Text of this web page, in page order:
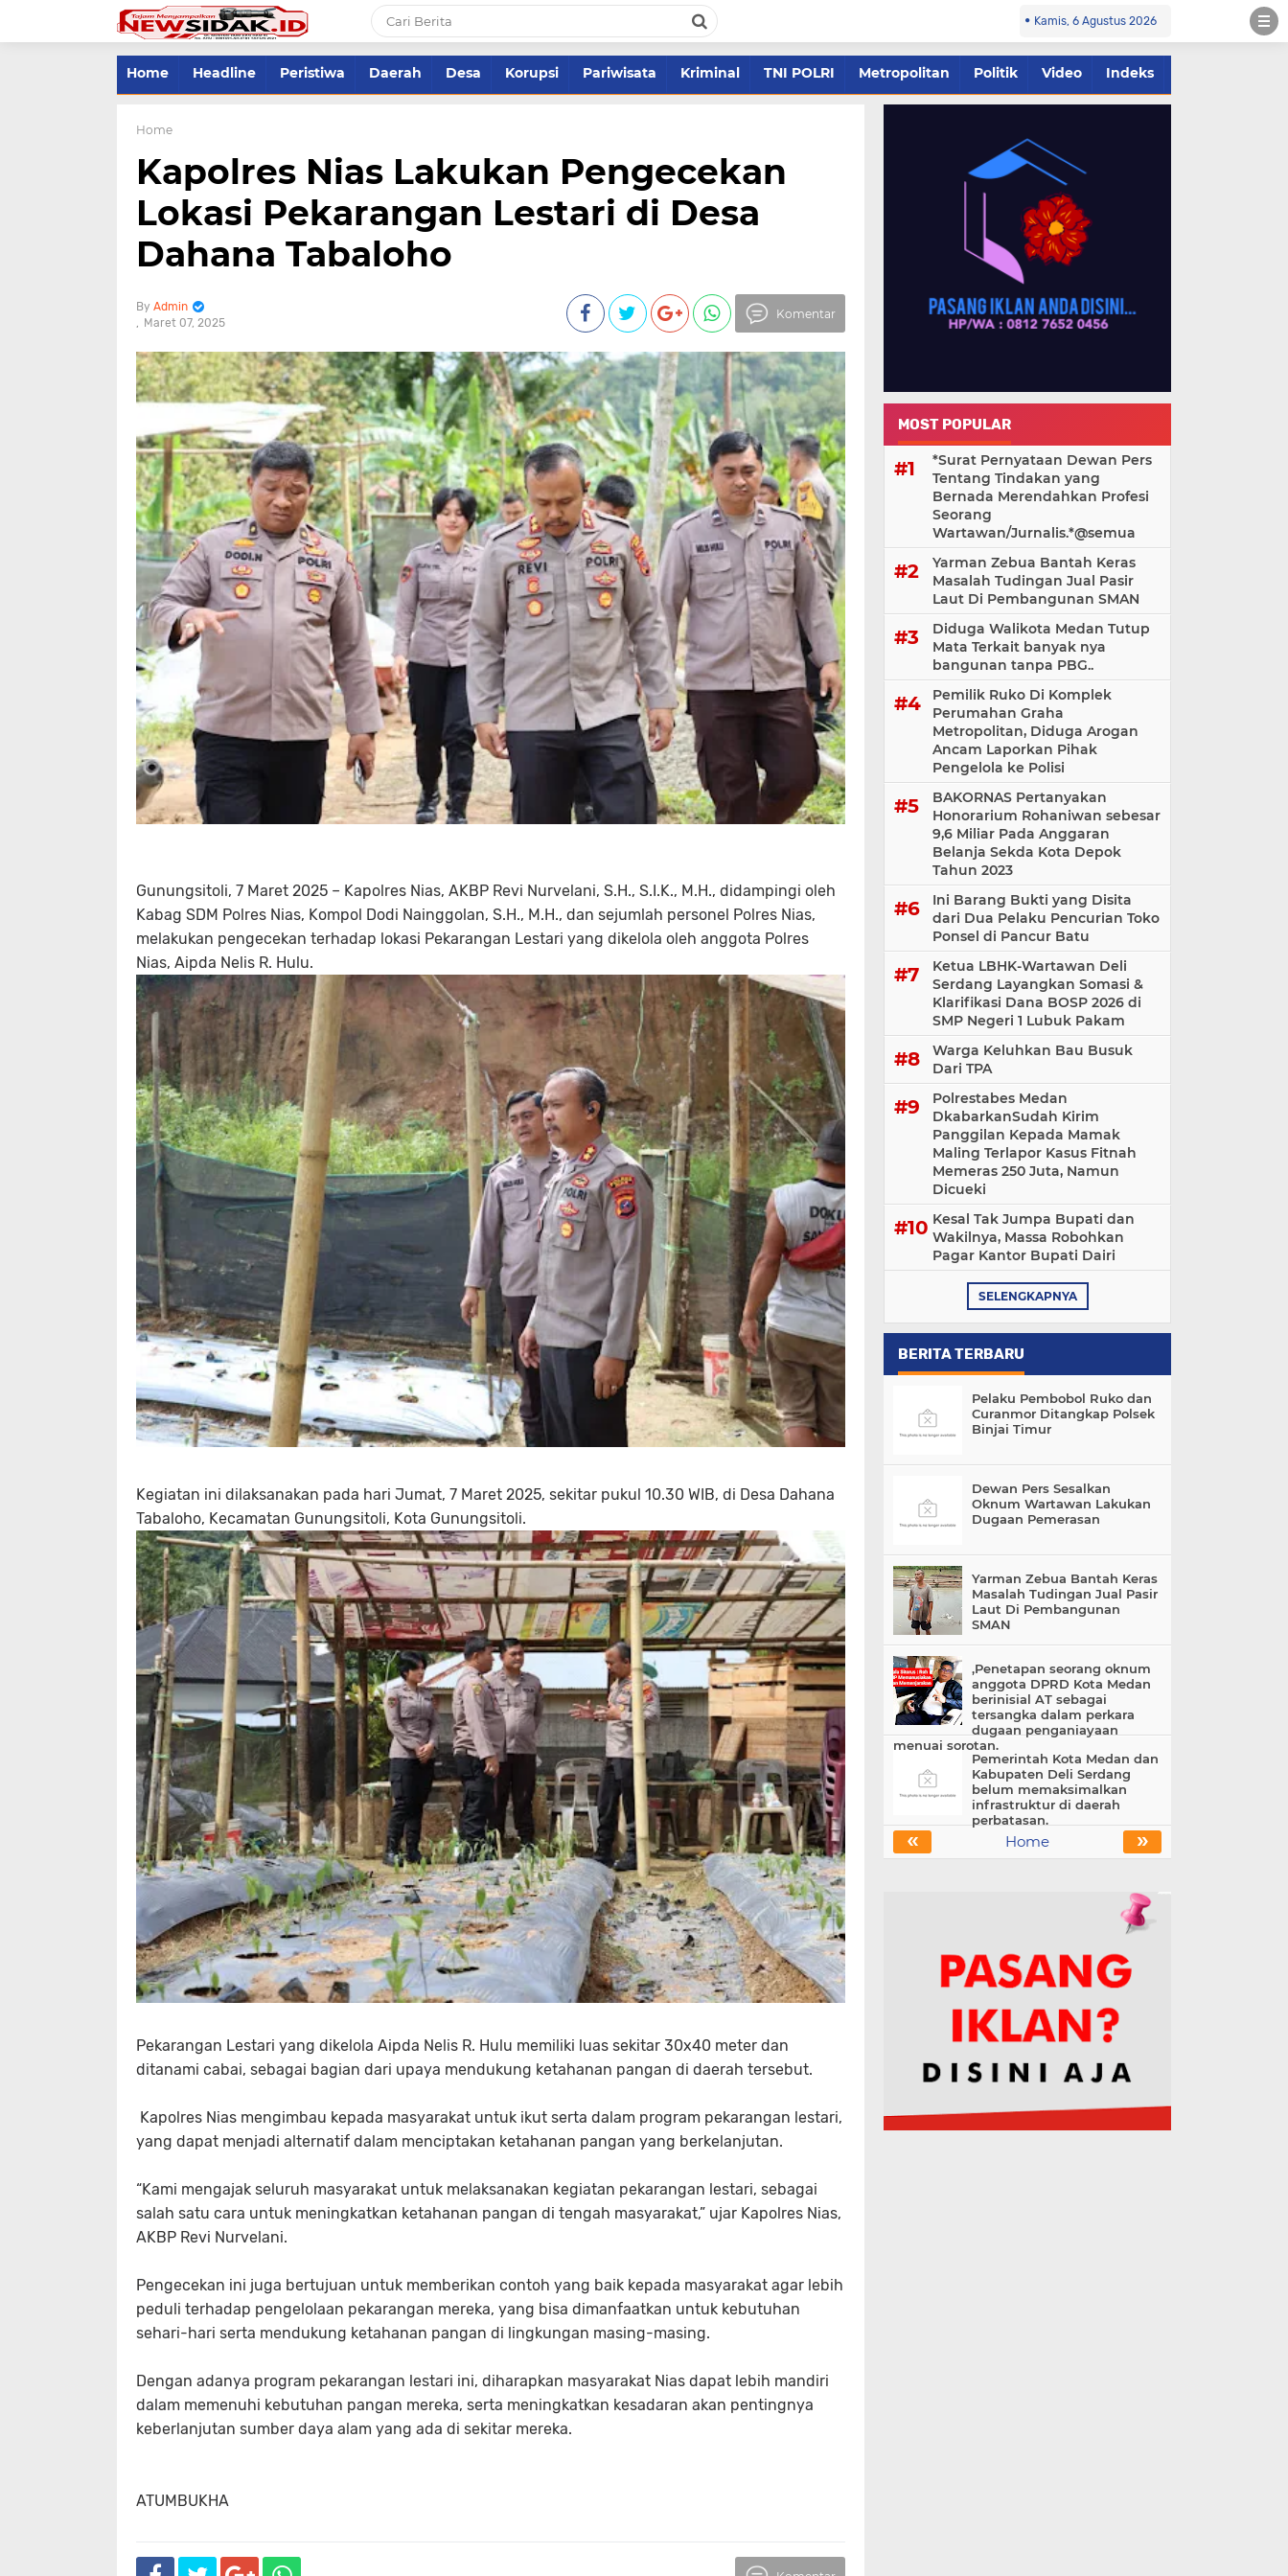
Kamis, 6 Agustus 2026
Home Headline Peristiwa Daerah Desa Korupsi Pariwisata Kriminal TNI POLRI Metropolitan Politik Video Indeks
Home
Kapolres Nias Lakukan Pengecekan
Lokasi Pekarangan Lestari di Desa
Dahana Tabaloho
Admin
Maret 07, 2025
Komentar
Gunungsitoli, 7 Maret 2025 – Kapolres Nias, AKBP Revi Nurvelani, S.H., S.I.K., M.H., didampingi oleh
Kabag SDM Polres Nias, Kompol Dodi Nainggolan, S.H., M.H., dan sejumlah personel Polres Nias,
melakukan pengecekan terhadap lokasi Pekarangan Lestari yang dikelola oleh anggota Polres
Nias, Aipda Nelis R. Hulu.
Kegiatan ini dilaksanakan pada hari Jumat, 7 Maret 2025, sekitar pukul 10.30 WIB, di Desa Dahana
Tabaloho, Kecamatan Gunungsitoli, Kota Gunungsitoli.
Pekarangan Lestari yang dikelola Aipda Nelis R. Hulu memiliki luas sekitar 30x40 meter dan
ditanami cabai, sebagai bagian dari upaya mendukung ketahanan pangan di daerah tersebut.
Kapolres Nias mengimbau kepada masyarakat untuk ikut serta dalam program pekarangan lestari,
yang dapat menjadi alternatif dalam menciptakan ketahanan pangan yang berkelanjutan.
“Kami mengajak seluruh masyarakat untuk melaksanakan kegiatan pekarangan lestari, sebagai
salah satu cara untuk meningkatkan ketahanan pangan di tengah masyarakat,” ujar Kapolres Nias,
AKBP Revi Nurvelani.
Pengecekan ini juga bertujuan untuk memberikan contoh yang baik kepada masyarakat agar lebih
peduli terhadap pengelolaan pekarangan mereka, yang bisa dimanfaatkan untuk kebutuhan
sehari-hari serta mendukung ketahanan pangan di lingkungan masing-masing.
Dengan adanya program pekarangan lestari ini, diharapkan masyarakat Nias dapat lebih mandiri
dalam memenuhi kebutuhan pangan mereka, serta meningkatkan kesadaran akan pentingnya
keberlanjutan sumber daya alam yang ada di sekitar mereka.
ATUMBUKHA
MOST POPULAR
*Surat Pernyataan Dewan Pers
Tentang Tindakan yang
Bernada Merendahkan Profesi
Seorang
Wartawan/Jurnalis.*@⁨semua
Yarman Zebua Bantah Keras
Masalah Tudingan Jual Pasir
Laut Di Pembangunan SMAN
Diduga Walikota Medan Tutup
Mata Terkait banyak nya
bangunan tanpa PBG..
Pemilik Ruko Di Komplek
Perumahan Graha
Metropolitan, Diduga Arogan
Ancam Laporkan Pihak
Pengelola ke Polisi
BAKORNAS Pertanyakan
Honorarium Rohaniwan sebesar
9,6 Miliar Pada Anggaran
Belanja Sekda Kota Depok
Tahun 2023
Ini Barang Bukti yang Disita
dari Dua Pelaku Pencurian Toko
Ponsel di Pancur Batu
Ketua LBHK-Wartawan Deli
Serdang Layangkan Somasi &
Klarifikasi Dana BOSP 2026 di
SMP Negeri 1 Lubuk Pakam
Warga Keluhkan Bau Busuk
Dari TPA
Polrestabes Medan
DkabarkanSudah Kirim
Panggilan Kepada Mamak
Maling Terlapor Kasus Fitnah
Memeras 250 Juta, Namun
Dicueki
Kesal Tak Jumpa Bupati dan
Wakilnya, Massa Robohkan
Pagar Kantor Bupati Dairi
SELENGKAPNYA
BERITA TERBARU
Pelaku Pembobol Ruko dan
Curanmor Ditangkap Polsek
Binjai Timur
Dewan Pers Sesalkan
Oknum Wartawan Lakukan
Dugaan Pemerasan
Yarman Zebua Bantah Keras
Masalah Tudingan Jual Pasir
Laut Di Pembangunan
SMAN
,Penetapan seorang oknum
anggota DPRD Kota Medan
berinisial AT sebagai
tersangka dalam perkara
dugaan penganiayaan
menuai sorotan.
Pemerintah Kota Medan dan
Kabupaten Deli Serdang
belum memaksimalkan
infrastruktur di daerah
perbatasan.
« »
Home